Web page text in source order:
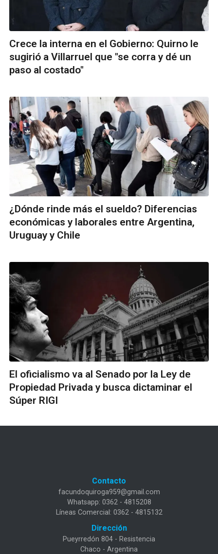
Crece la interna en el Gobierno: Quirno le
sugirió a Villarruel que "se corra y dé un
paso al costado"
¿Dónde rinde más el sueldo? Diferencias
económicas y laborales entre Argentina,
Uruguay y Chile
El oficialismo va al Senado por la Ley de
Propiedad Privada y busca dictaminar el
Súper RIGI
Contacto
facundoquiroga959@gmail.com
Whatsapp: 0362 - 4815208
Líneas Comercial: 0362 - 4815132
Dirección
Pueyrredón 804 - Resistencia
Chaco - Argentina